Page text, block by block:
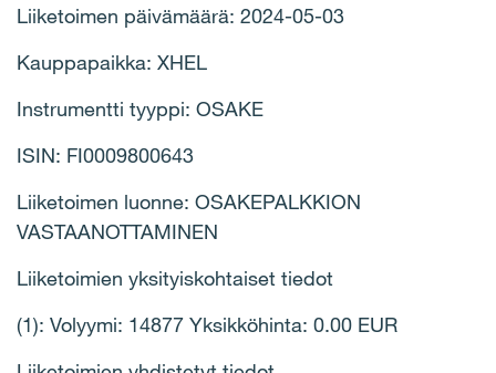
Liiketoimen päivämäärä: 2024-05-03
Kauppapaikka: XHEL
Instrumentti tyyppi: OSAKE
ISIN: FI0009800643
Liiketoimen luonne: OSAKEPALKKION
VASTAANOTTAMINEN
Liiketoimien yksityiskohtaiset tiedot
(1): Volyymi: 14877 Yksikköhinta: 0.00 EUR